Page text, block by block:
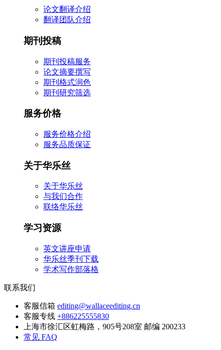
论文翻译介绍
翻译团队介绍
期刊投稿
期刊投稿服务
论文摘要撰写
期刊格式润色
期刊研究筛选
服务价格
服务价格介绍
服务品质保证
关于华乐丝
关于华乐丝
与我们合作
联络华乐丝
学习资源
英文讲座申请
华乐丝季刊下载
学术写作部落格
联系我们
客服信箱 editing@wallaceediting.cn
客服专线 +886225555830
上海市徐汇区虹梅路，905号208室 邮编 200233
常见 FAQ